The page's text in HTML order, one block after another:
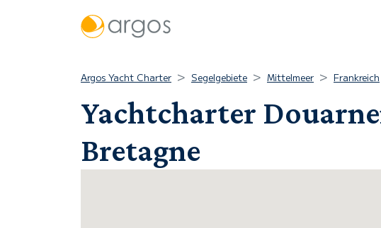
Argos Yacht Charter Segelgebiete Mittelmeer Frankreich
Yachtcharter
Bretagne